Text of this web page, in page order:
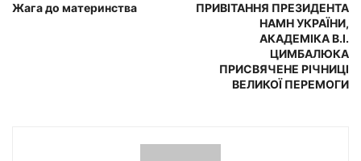
Жага до материнства
ПРИВІТАННЯ ПРЕЗИДЕНТА
НАМН УКРАЇНИ,
АКАДЕМІКА В.І.
ЦИМБАЛЮКА
ПРИСВЯЧЕНЕ РІЧНИЦІ
ВЕЛИКОЇ ПЕРЕМОГИ